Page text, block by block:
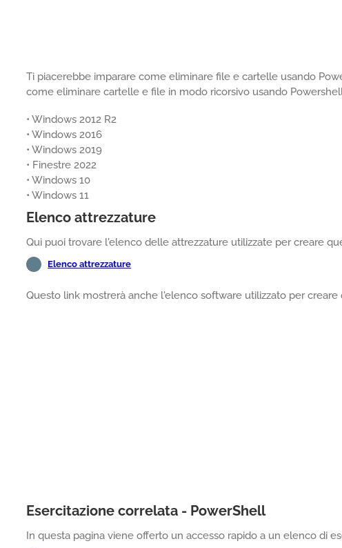
Ti piacerebbe imparare come eliminare file e cartelle usando
come eliminare cartelle e file in modo ricorsivo usando
• Windows 2012 R2
• Windows 2016
• Windows 2019
• Finestre 2022
• Windows 10
• Windows 11
Elenco attrezzature
Qui puoi trovare l'elenco delle attrezzature utilizzate per creare
Elenco attrezzature
Questo link mostrerà anche l'elenco software utilizzato per creare
Esercitazione correlata - PowerShell
In questa pagina viene offerto un accesso rapido a un elenco di